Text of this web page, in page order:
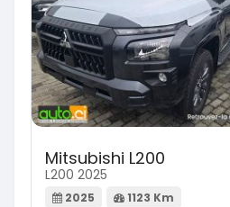
Mitsubishi L200
L200 2025
2025 1123 Km